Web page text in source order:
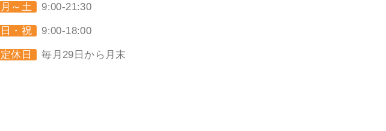
月～土 9:00-21:30
日・祝 9:00-18:00
定休日 毎月29日から月末